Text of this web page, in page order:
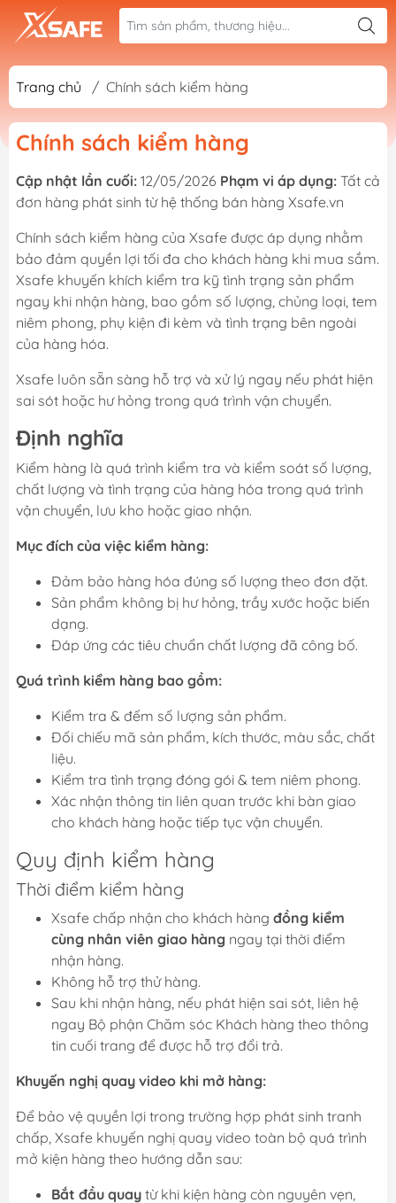
Trang chủ / Chính sách kiểm hàng
Chính sách kiểm hàng
Cập nhật lần cuối: 12/05/2026 Phạm vi áp dụng: Tất cả
đơn hàng phát sinh từ hệ thống bán hàng Xsafe.vn
Chính sách kiểm hàng của Xsafe được áp dụng nhằm
bảo đảm quyền lợi tối đa cho khách hàng khi mua sắm.
Xsafe khuyến khích kiểm tra kỹ tình trạng sản phẩm
ngay khi nhận hàng, bao gồm số lượng, chủng loại, tem
niêm phong, phụ kiện đi kèm và tình trạng bên ngoài
của hàng hóa.
Xsafe luôn sẵn sàng hỗ trợ và xử lý ngay nếu phát hiện
sai sót hoặc hư hỏng trong quá trình vận chuyển.
Định nghĩa
Kiểm hàng là quá trình kiểm tra và kiểm soát số lượng,
chất lượng và tình trạng của hàng hóa trong quá trình
vận chuyển, lưu kho hoặc giao nhận.
Mục đích của việc kiểm hàng:
Đảm bảo hàng hóa đúng số lượng theo đơn đặt.
Sản phẩm không bị hư hỏng, trầy xước hoặc biến
dạng.
Đáp ứng các tiêu chuẩn chất lượng đã công bố.
Quá trình kiểm hàng bao gồm:
Kiểm tra & đếm số lượng sản phẩm.
Đối chiếu mã sản phẩm, kích thước, màu sắc, chất
liệu.
Kiểm tra tình trạng đóng gói & tem niêm phong.
Xác nhận thông tin liên quan trước khi bàn giao
cho khách hàng hoặc tiếp tục vận chuyển.
Quy định kiểm hàng
Thời điểm kiểm hàng
Xsafe chấp nhận cho khách hàng đồng kiểm
cùng nhân viên giao hàng ngay tại thời điểm
nhận hàng.
Không hỗ trợ thử hàng.
Sau khi nhận hàng, nếu phát hiện sai sót, liên hệ
ngay Bộ phận Chăm sóc Khách hàng theo thông
tin cuối trang để được hỗ trợ đổi trả.
Khuyến nghị quay video khi mở hàng:
Để bảo vệ quyền lợi trong trường hợp phát sinh tranh
chấp, Xsafe khuyến nghị quay video toàn bộ quá trình
mở kiện hàng theo hướng dẫn sau:
Bắt đầu quay từ khi kiện hàng còn nguyên vẹn,